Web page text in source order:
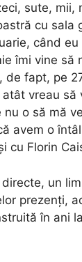
sute,
cu sala
când eu
îmi vine să
de fapt, pe
vreau să
o să mă
avem o
Florin
un
prezenți,
în ani